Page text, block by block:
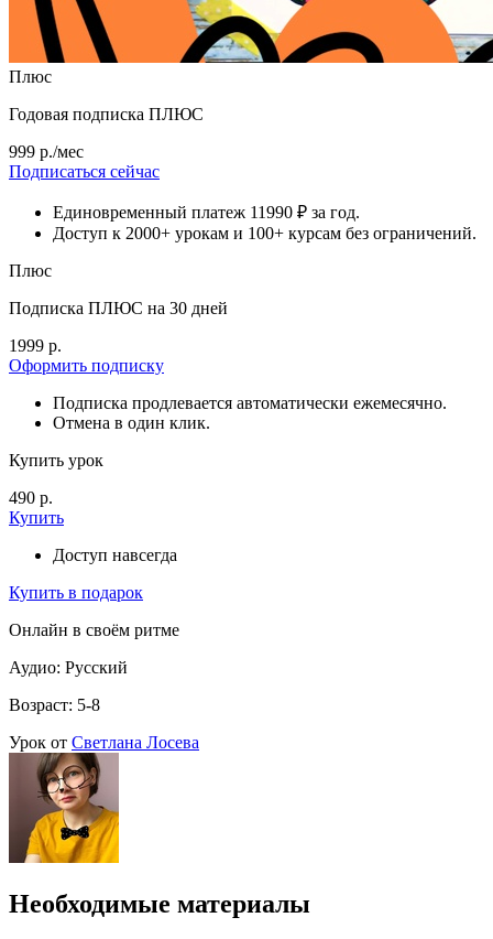
Плюс
Годовая подписка ПЛЮС
999 р./мес
Подписаться сейчас
Единовременный платеж 11990 ₽ за год.
Доступ к 2000+ урокам и 100+ курсам без ограничений.
Плюс
Подписка ПЛЮС на 30 дней
1999 р.
Оформить подписку
Подписка продлевается автоматически ежемесячно.
Отмена в один клик.
Купить урок
490 р.
Купить
Доступ навсегда
Купить в подарок
Онлайн в своём ритме
Аудио: Русский
Возраст: 5-8
Урок от Светлана Лосева
Необходимые материалы